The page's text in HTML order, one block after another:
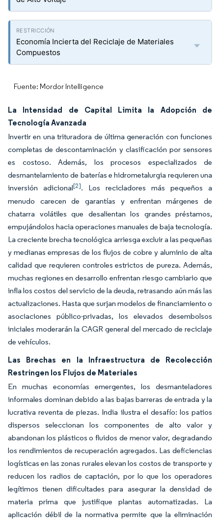
Economía Incierta del Reciclaje de Materiales
Compuestos
Fuente: Mordor Intelligence
La Intensidad de Capital Limita la Adopción de
Tecnología Avanzada
Invertir en una trituradora de última generación con funciones
completas de descontaminación y clasificación por sensores
es costoso. Además, los procesos especializados de
desmantelamiento de baterías e hidrometalurgia requieren una
inversión adicional[2]. Los recicladores más pequeños a
menudo carecen de garantías y enfrentan márgenes de
chatarra volátiles que desalientan los grandes préstamos,
empujándolos hacia operaciones manuales de baja tecnología.
La creciente brecha tecnológica arriesga excluir a las pequeñas
y medianas empresas de los flujos de cobre y aluminio de alta
calidad que requieren controles estrictos de pureza. Además,
muchas regiones en desarrollo enfrentan riesgo cambiario que
infla los costos del servicio de la deuda, retrasando aún más las
actualizaciones. Hasta que surjan modelos de financiamiento o
asociaciones público-privadas, los elevados desembolsos
iniciales moderarán la CAGR general del mercado de reciclaje
de vehículos.
Las Brechas en la Infraestructura de Recolección
Restringen los Flujos de Materiales
En muchas economías emergentes, los desmanteladores
informales dominan debido a las bajas barreras de entrada y la
lucrativa reventa de piezas. India ilustra el desafío: los patios
dispersos seleccionan los componentes de alto valor y
abandonan los plásticos o fluidos de menor valor, degradando
los rendimientos de recuperación agregados. Las deficiencias
logísticas en las zonas rurales elevan los costos de transporte y
reducen los radios de captación, por lo que los operadores
legítimos tienen dificultades para asegurar la densidad de
materia prima que justifique plantas automatizadas. La
aplicación débil de la normativa permite que la eliminación